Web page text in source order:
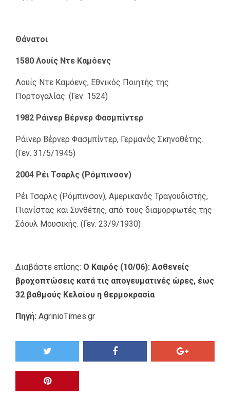
Θάνατοι
1580 Λουίς Ντε Καμόενς
Λουίς Ντε Καμόενς, Εθνικός Ποιητής της
Πορτογαλίας. (Γεν. 1524)
1982 Ράινερ Βέρνερ Φασμπίντερ
Ράινερ Βέρνερ Φασμπίντερ, Γερμανός Σκηνοθέτης.
(Γεν. 31/5/1945)
2004 Ρέι Τσαρλς (Ρόμπινσον)
Ρέι Τσαρλς (Ρόμπινσον), Αμερικανός Τραγουδιστής,
Πιανίστας και Συνθέτης, από τους διαμορφωτές της
Σόουλ Μουσικής. (Γεν. 23/9/1930)
Διαβάστε επίσης: Ο Καιρός (10/06): Ασθενείς
βροχοπτώσεις κατά τις απογευματινές ώρες, έως
32 βαθμούς Κελσίου η θερμοκρασία
Πηγή: AgrinioTimes.gr